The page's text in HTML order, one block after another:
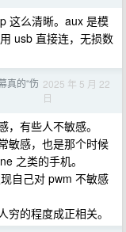
这么清晰。aux 是模
usb 直接连，无损数
真的“伤 2025 年 5 月 22
日
有些人不敏感。
敏感，也是那个时候
之类的手机。
自己对 pwm 不敏感
的程度成正相关。